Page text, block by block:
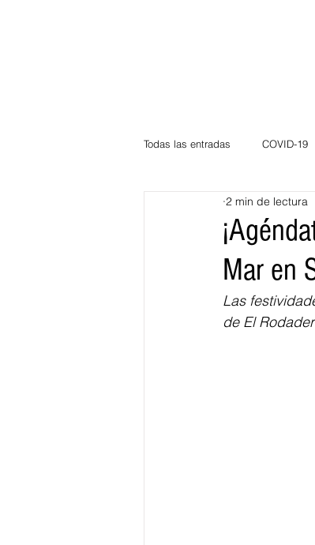
Todas las entradas COVID-19
Atlántico
Bloggeros
Mar en
2 min de lectura
Las
de El